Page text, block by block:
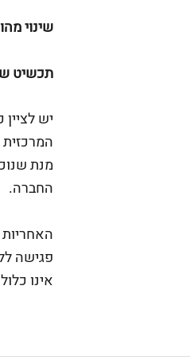
שינוי
תכשיט
יש
מנת
החברה.
האחריות
פגישה
אינו